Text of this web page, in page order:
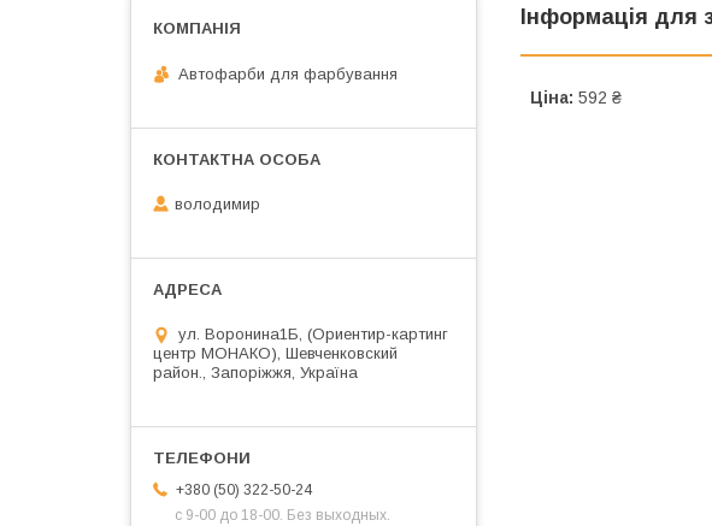
Інформація для
Ціна: 592 ₴
Автофарби для фарбування
володимир
ул. Воронина1Б, (Ориентир-картинг
центр МОНАКО), Шевченковский
район., Запоріжжя, Україна
+380 (50) 322-50-24
с 9-00 до 18-00. Без выходных.